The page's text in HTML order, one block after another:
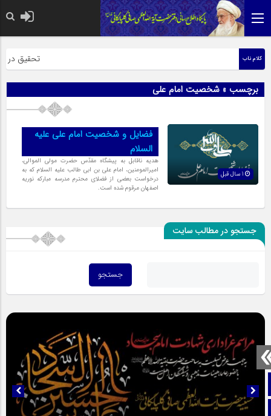
صفحه نخست
تماس با ما
کلام ناب تحقیق در
برچسب » شخصیت امام علی
فضایل و شخصیت امام على علیه
السلام
هدیه ناقابل به پیشگاه مقدّس حضرت مولى الموالى،
امیرالمومنین، امام على بن ابى طالب علیه السلام که به
درخواست بعضى از فضلاى محترم مدرسه مبارکه نوریه
اصفهان مرقوم شده است.
جستجو در مطالب سایت